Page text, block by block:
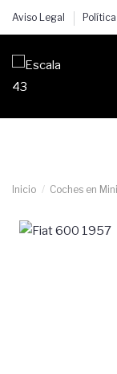
Aviso Legal
Inicio Coches en